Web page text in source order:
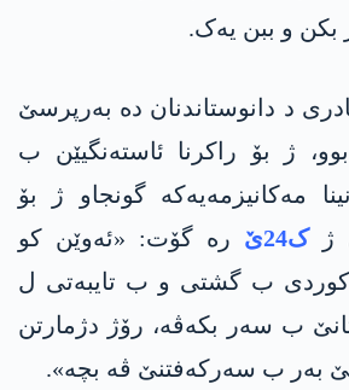
و ببن یەک.
د دانوستاندنان دە بەرپرسێ
ژ بۆ راکرنا ئاستەنگیێن ب
مەکانیزمەیەکە گونجاو ژ بۆ
ژک24ێ
رە گۆت: «ئەوێن کو
کوردی ب گشتی و ب تایبەتی ل
ب سەر بکەڤە، رۆژ دژمارتن
بەر ب سەرکەفتنێ ڤە بچە».